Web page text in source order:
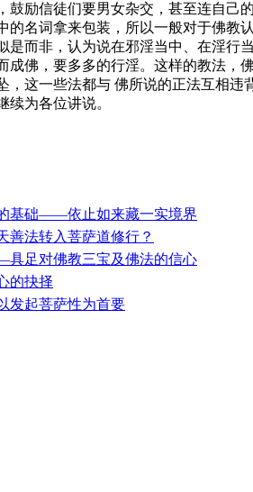
信徒们要男女杂交，甚至连自己
名词拿来包装，所以一般对于佛教
而非，认为说在邪淫当中、在淫行
佛，要多多的行淫。这样的教法，
这一些法都与 佛所说的正法互相违
为各位讲说。
基础——依止如来藏一实境界
善法转入菩萨道修行？
具足对佛教三宝及佛法的信心
的抉择
发起菩萨性为首要